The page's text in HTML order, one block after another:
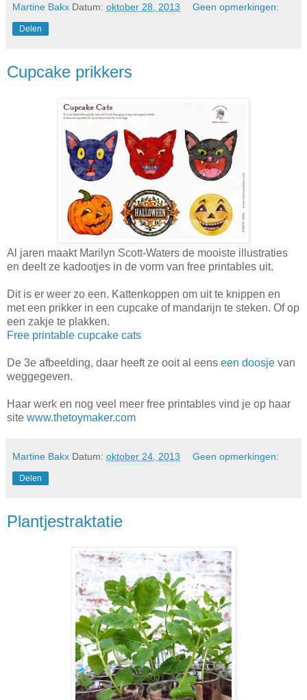
Martine Bakx Datum: oktober 28, 2013 Geen opmerkingen:
Delen
Cupcake prikkers
Al jaren maakt Marilyn Scott-Waters de mooiste illustraties
en deelt ze kadootjes in de vorm van free printables uit.
Dit is er weer zo een. Kattenkoppen om uit te knippen en
met een prikker in een cupcake of mandarijn te steken. Of op
een zakje te plakken.
Free printable cupcake cats
De 3e afbeelding, daar heeft ze ooit al eens een doosje van
weggegeven.
Haar werk en nog veel meer free printables vind je op haar
site www.thetoymaker.com
Martine Bakx Datum: oktober 24, 2013 Geen opmerkingen:
Delen
Plantjestraktatie